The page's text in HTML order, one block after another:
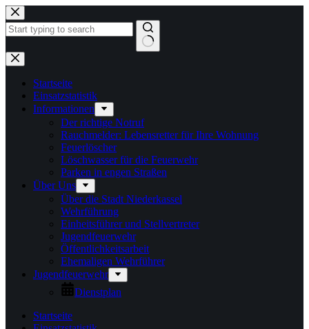
Zum
Inhalt
springen
Keine
Ergebnisse
Startseite
Einsatzstatistik
Informationen
Der richtige Notruf
Rauchmelder: Lebensretter für Ihre Wohnung
Feuerlöscher
Löschwasser für die Feuerwehr
Parken in engen Straßen
Über Uns
Über die Stadt Niederkassel
Wehrführung
Einheitsführer und Stellvertreter
Jugendfeuerwehr
Öffentlichkeitsarbeit
Ehemaligen Wehrführer
Jugendfeuerwehr
Dienstplan
Startseite